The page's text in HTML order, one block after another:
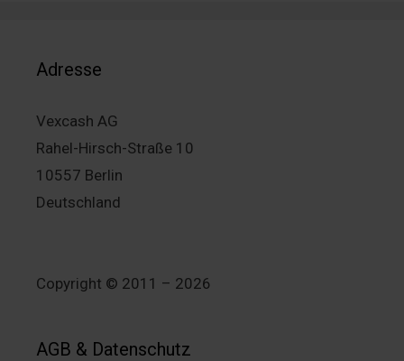
Adresse
Vexcash AG
Rahel-Hirsch-Straße 10
10557 Berlin
Deutschland
Copyright © 2011 – 2026
AGB & Datenschutz